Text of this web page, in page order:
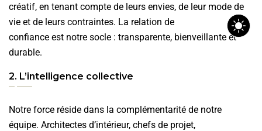
créatif, en tenant compte de leurs envies, de leur mode de
vie et de leurs contraintes. La relation de
confiance est notre socle : transparente, bienveillante et
durable.
2. L’intelligence collective
Notre force réside dans la complémentarité de notre
équipe. Architectes d’intérieur, chefs de projet,